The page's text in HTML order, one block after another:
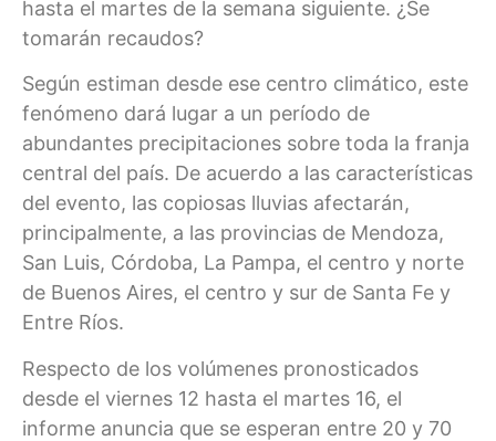
hasta el martes de la semana siguiente. ¿Se
tomarán recaudos?
Según estiman desde ese centro climático, este
fenómeno dará lugar a un período de
abundantes precipitaciones sobre toda la franja
central del país. De acuerdo a las características
del evento, las copiosas lluvias afectarán,
principalmente, a las provincias de Mendoza,
San Luis, Córdoba, La Pampa, el centro y norte
de Buenos Aires, el centro y sur de Santa Fe y
Entre Ríos.
Respecto de los volúmenes pronosticados
desde el viernes 12 hasta el martes 16, el
informe anuncia que se esperan entre 20 y 70